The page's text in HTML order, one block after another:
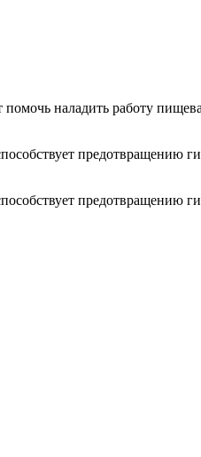
наладить работу
предотвращению
предотвращению